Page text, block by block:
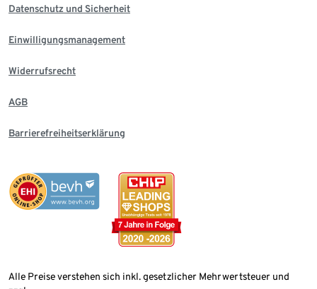
Datenschutz und Sicherheit
Einwilligungsmanagement
Widerrufsrecht
AGB
Barrierefreiheitserklärung
Alle Preise verstehen sich inkl. gesetzlicher Mehrwertsteuer und